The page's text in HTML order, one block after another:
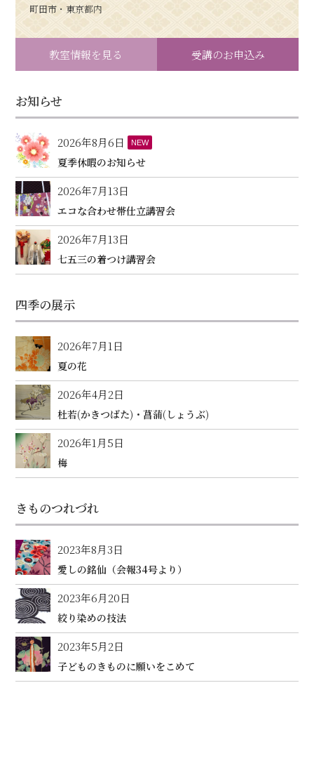
町田市・東京都内
教室情報を見る 受講のお申込み
お知らせ
2026年8月6日 NEW
夏季休暇のお知らせ
2026年7月13日
エコな合わせ帯仕立講習会
2026年7月13日
七五三の着つけ講習会
四季の展示
2026年7月1日
夏の花
2026年4月2日
杜若(かきつばた)・菖蒲(しょうぶ)
2026年1月5日
梅
きものつれづれ
2023年8月3日
愛しの銘仙（会報34号より）
2023年6月20日
絞り染めの技法
2023年5月2日
子どものきものに願いをこめて